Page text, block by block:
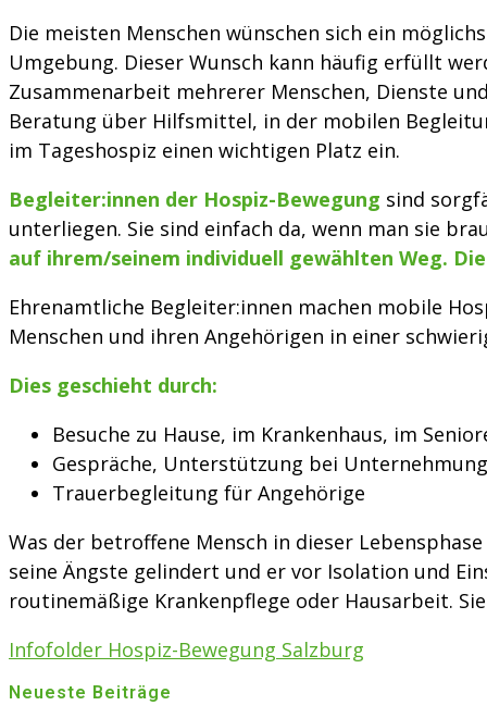
Die meisten Menschen wünschen sich ein
Umgebung. Dieser Wunsch kann häufig erfüllt
Zusammenarbeit mehrerer Menschen, Dienste
Beratung über Hilfsmittel, in der mobilen
im Tageshospiz einen wichtigen Platz ein.
Begleiter:innen der Hospiz-Bewegung sind
unterliegen. Sie sind einfach da, wenn man sie
auf ihrem/seinem individuell gewählten Weg.
Ehrenamtliche Begleiter:innen machen mobile
Menschen und ihren Angehörigen in einer
Dies geschieht durch:
Besuche zu Hause, im Krankenhaus, im
Gespräche, Unterstützung bei
Trauerbegleitung für Angehörige
Was der betroffene Mensch in dieser
seine Ängste gelindert und er vor Isolation und
routinemäßige Krankenpflege oder Hausarbeit.
Infofolder Hospiz-Bewegung Salzburg
Neueste Beiträge